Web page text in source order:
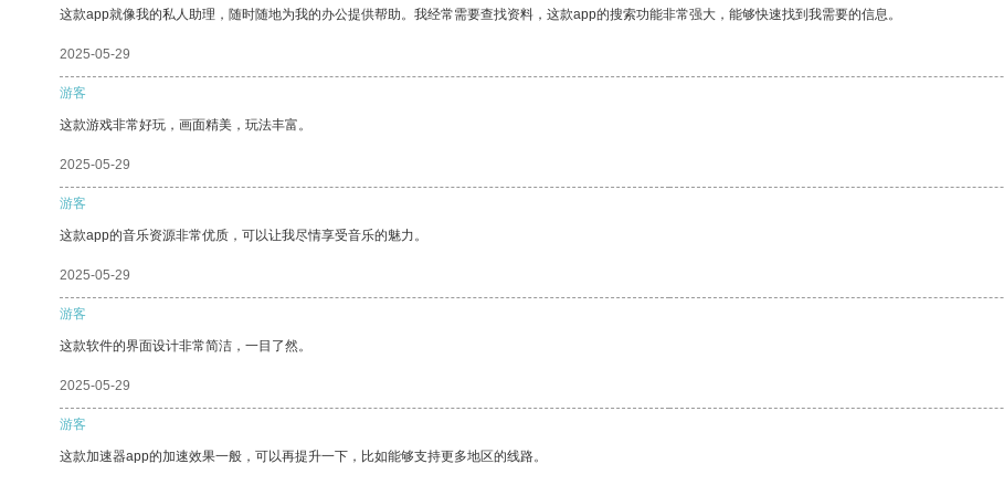
这款app就像我的私人助理，随时随地为我的办公提供帮助。我经常需要查找资料，这款app的搜索功能非常强大，能够快速找到我需要的信息。
2025-05-29
游客
这款游戏非常好玩，画面精美，玩法丰富。
2025-05-29
游客
这款app的音乐资源非常优质，可以让我尽情享受音乐的魅力。
2025-05-29
游客
这款软件的界面设计非常简洁，一目了然。
2025-05-29
游客
这款加速器app的加速效果一般，可以再提升一下，比如能够支持更多地区的线路。